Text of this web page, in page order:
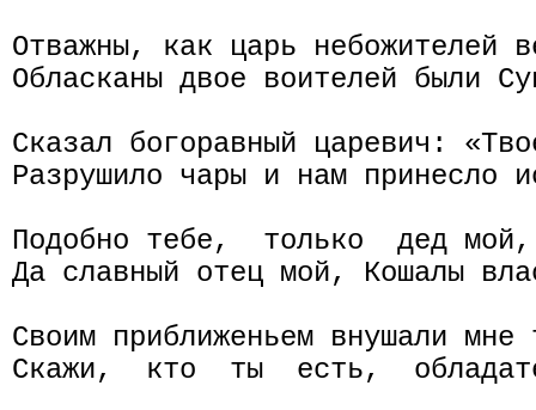
Отважны, как царь небожителей
Обласканы двое воителей были
Сказал богоравный царевич:
Разрушило чары и нам принесло
Подобно тебе,  только  дед
Да славный отец мой, Кошалы
Своим приближеньем внушали мне
Скажи,  кто  ты  есть,